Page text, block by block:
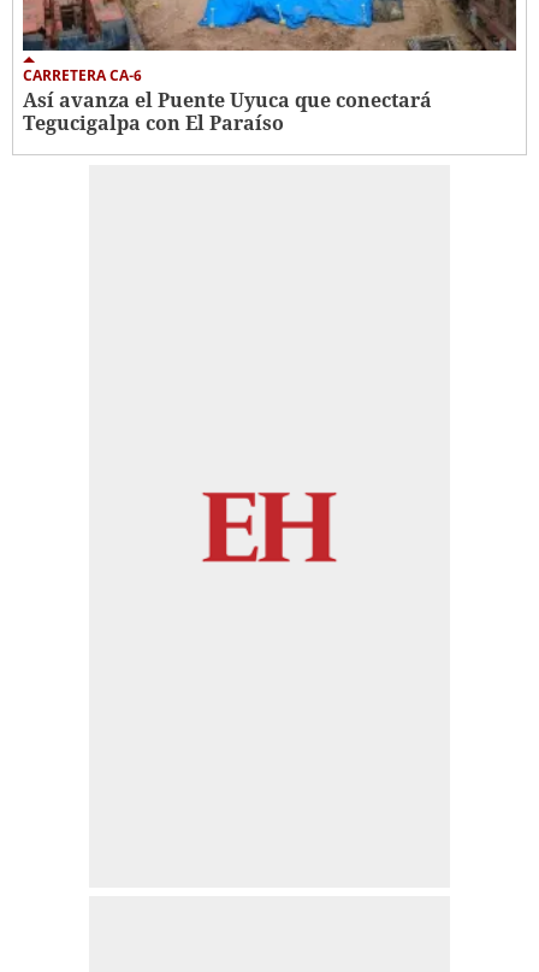
CARRETERA CA-6
Así avanza el Puente Uyuca que conectará
Tegucigalpa con El Paraíso